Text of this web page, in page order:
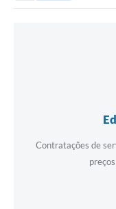
Contratações de